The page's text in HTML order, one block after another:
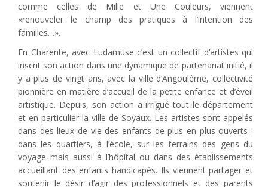
comme celles de Mille et Une Couleurs, viennent
«renouveler le champ des pratiques à l’intention des
familles…».
En Charente, avec Ludamuse c’est un collectif d’artistes qui
inscrit son action dans une dynamique de partenariat initié, il
y a plus de vingt ans, avec la ville d’Angoulême, collectivité
pionnière en matière d’accueil de la petite enfance et d’éveil
artistique. Depuis, son action a irrigué tout le département
et en particulier la ville de Soyaux. Les artistes sont appelés
dans des lieux de vie des enfants de plus en plus ouverts :
dans les quartiers, à l’école, sur les terrains des gens du
voyage mais aussi à l’hôpital ou dans des établissements
accueillant des enfants handicapés. Ils viennent partager et
soutenir le désir d’agir des professionnels et des parents